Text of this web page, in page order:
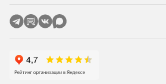
Легковесные агенты снижают
виртуализации до 30%,
Поддержка широкого спектра
виртуализации серверов и